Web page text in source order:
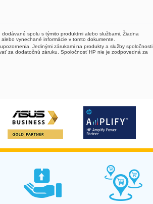
spolu s týmito produktmi alebo službami. Žiadna
vynechané informácie v tomto dokumente.
Jedinými zárukami na produkty a služby spoločnosti
za dodatočnú záruku. Spoločnosť HP nie je zodpovedná za